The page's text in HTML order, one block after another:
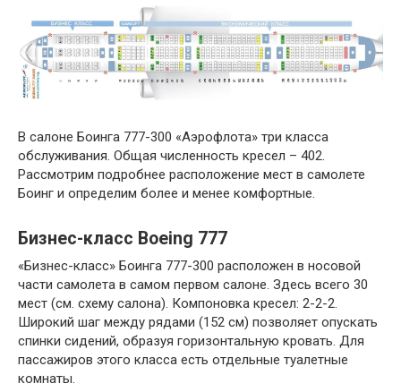
В салоне Боинга 777-300 «Аэрофлота» три класса
обслуживания. Общая численность кресел – 402.
Рассмотрим подробнее расположение мест в самолете
Боинг и определим более и менее комфортные.
Бизнес-класс Boeing 777
«Бизнес-класс» Боинга 777-300 расположен в носовой
части самолета в самом первом салоне. Здесь всего 30
мест (см. схему салона). Компоновка кресел: 2-2-2.
Широкий шаг между рядами (152 см) позволяет опускать
спинки сидений, образуя горизонтальную кровать. Для
пассажиров этого класса есть отдельные туалетные
комнаты.